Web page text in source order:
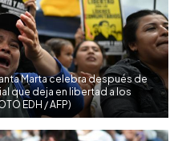
Marta celebra después de
que deja en libertad a los
EDH / AFP)